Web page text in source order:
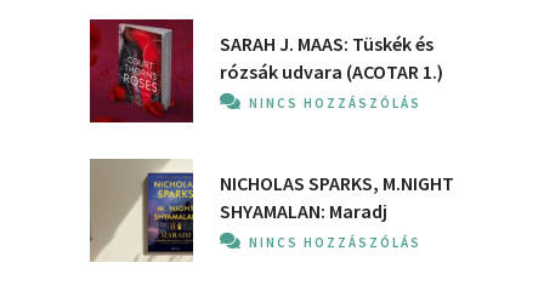
SARAH J. MAAS: Tüskék és
rózsák udvara (ACOTAR 1.)
NINCS HOZZÁSZÓLÁS
NICHOLAS SPARKS, M.NIGHT
SHYAMALAN: Maradj
NINCS HOZZÁSZÓLÁS